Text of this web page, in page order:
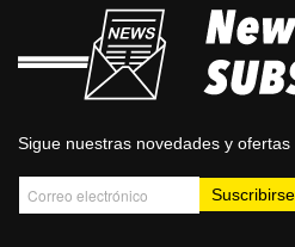
Sigue nuestras novedades y